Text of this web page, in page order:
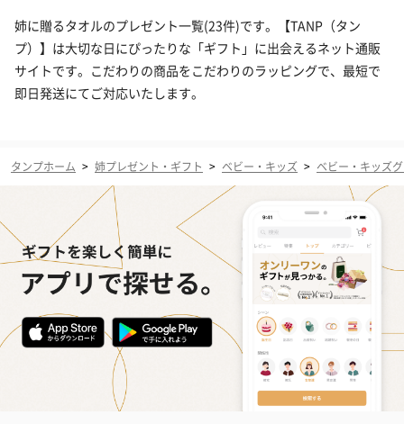
姉に贈るタオルのプレゼント一覧(23件)です。【TANP（タン
プ）】は大切な日にぴったりな「ギフト」に出会えるネット通販
サイトです。こだわりの商品をこだわりのラッピングで、最短で
即日発送にてご対応いたします。
タンプホーム > 姉プレゼント・ギフト > ベビー・キッズ > ベビー・キッズ